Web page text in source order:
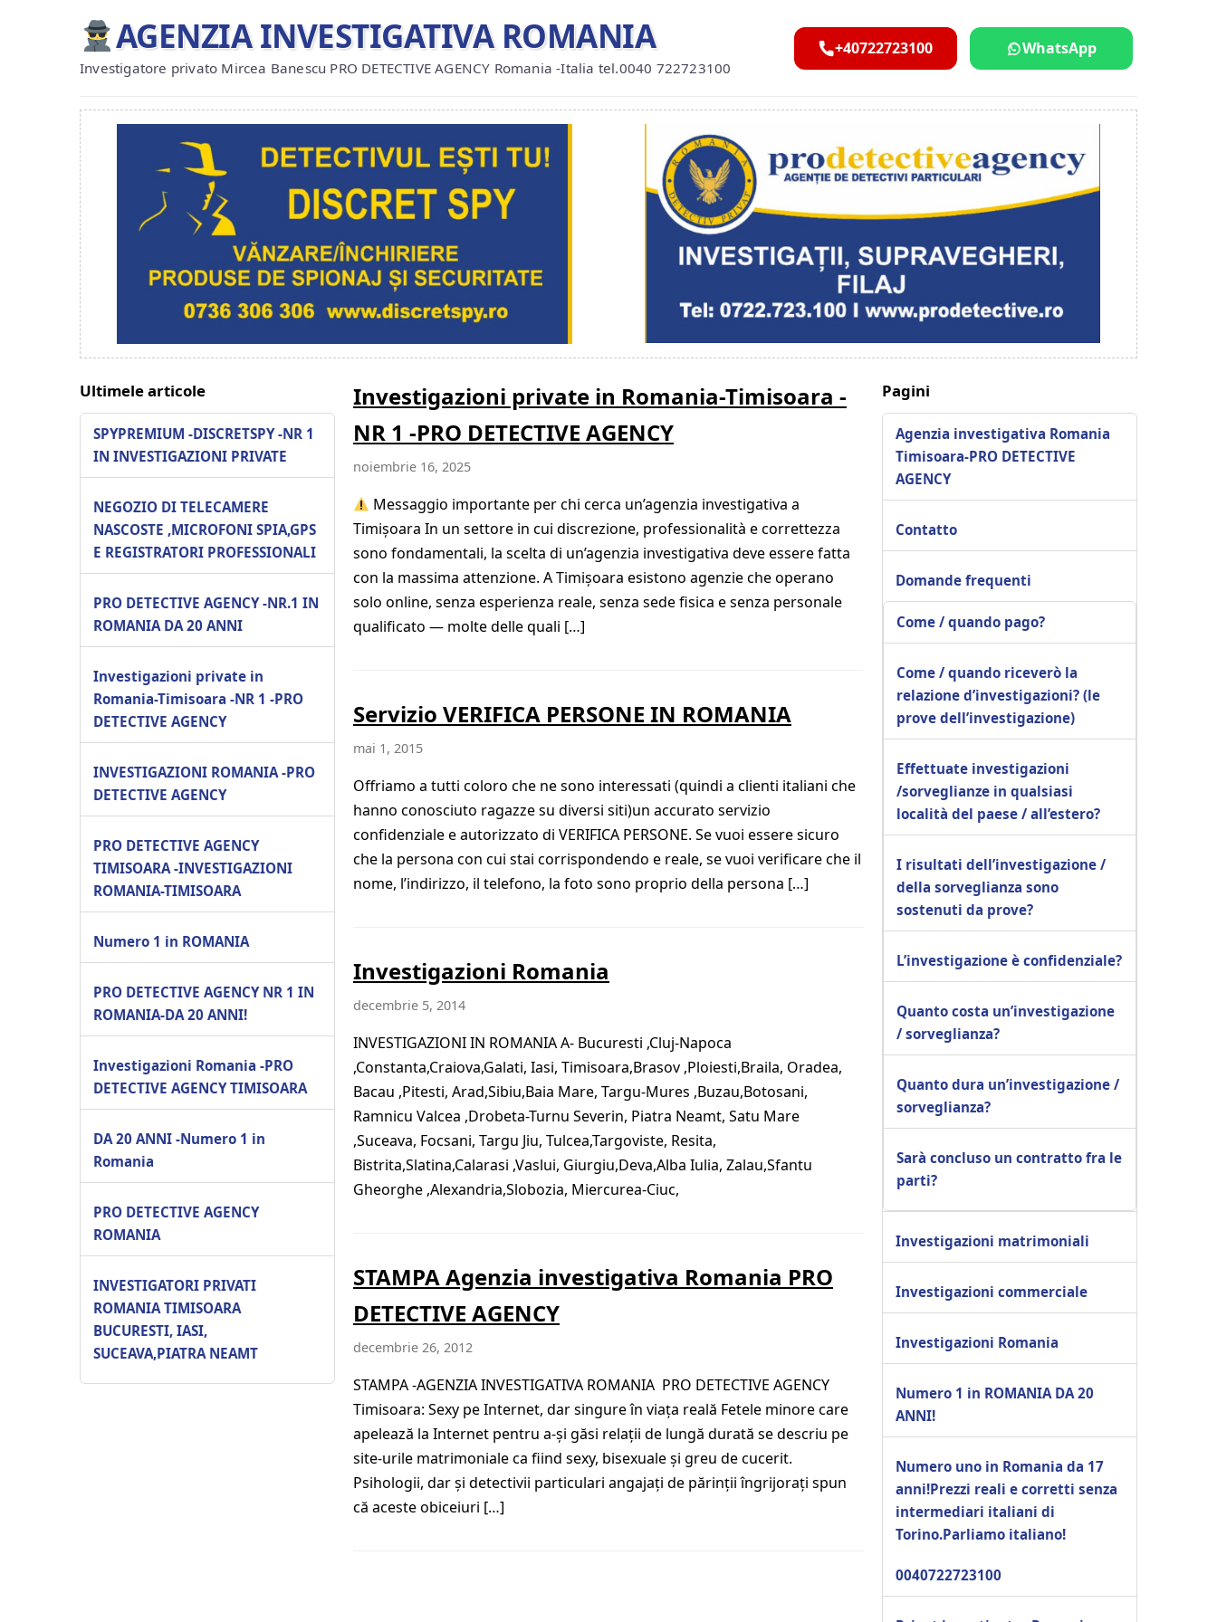
AGENZIA INVESTIGATIVA ROMANIA
Investigatore privato Mircea Banescu PRO DETECTIVE AGENCY Romania -Italia tel.0040 722723100
+40722723100 WhatsApp
Ultimele articole
SPYPREMIUM -DISCRETSPY -NR 1
IN INVESTIGAZIONI PRIVATE
NEGOZIO DI TELECAMERE
NASCOSTE ,MICROFONI SPIA,GPS
E REGISTRATORI PROFESSIONALI
PRO DETECTIVE AGENCY -NR.1 IN
ROMANIA DA 20 ANNI
Investigazioni private in
Romania-Timisoara -NR 1 -PRO
DETECTIVE AGENCY
INVESTIGAZIONI ROMANIA -PRO
DETECTIVE AGENCY
PRO DETECTIVE AGENCY
TIMISOARA -INVESTIGAZIONI
ROMANIA-TIMISOARA
Numero 1 in ROMANIA
PRO DETECTIVE AGENCY NR 1 IN
ROMANIA-DA 20 ANNI!
Investigazioni Romania -PRO
DETECTIVE AGENCY TIMISOARA
DA 20 ANNI -Numero 1 in
Romania
PRO DETECTIVE AGENCY
ROMANIA
INVESTIGATORI PRIVATI
ROMANIA TIMISOARA
BUCURESTI, IASI,
SUCEAVA,PIATRA NEAMT
Investigazioni private in Romania-Timisoara -
NR 1 -PRO DETECTIVE AGENCY
noiembrie 16, 2025
Messaggio importante per chi cerca un’agenzia investigativa a
Timișoara In un settore in cui discrezione, professionalità e correttezza
sono fondamentali, la scelta di un’agenzia investigativa deve essere fatta
con la massima attenzione. A Timișoara esistono agenzie che operano
solo online, senza esperienza reale, senza sede fisica e senza personale
qualificato — molte delle quali […]
Servizio VERIFICA PERSONE IN ROMANIA
mai 1, 2015
Offriamo a tutti coloro che ne sono interessati (quindi a clienti italiani che
hanno conosciuto ragazze su diversi siti)un accurato servizio
confidenziale e autorizzato di VERIFICA PERSONE. Se vuoi essere sicuro
che la persona con cui stai corrispondendo e reale, se vuoi verificare che il
nome, l’indirizzo, il telefono, la foto sono proprio della persona […]
Investigazioni Romania
decembrie 5, 2014
INVESTIGAZIONI IN ROMANIA A- Bucuresti ,Cluj-Napoca
,Constanta,Craiova,Galati, Iasi, Timisoara,Brasov ,Ploiesti,Braila, Oradea,
Bacau ,Pitesti, Arad,Sibiu,Baia Mare, Targu-Mures ,Buzau,Botosani,
Ramnicu Valcea ,Drobeta-Turnu Severin, Piatra Neamt, Satu Mare
,Suceava, Focsani, Targu Jiu, Tulcea,Targoviste, Resita,
Bistrita,Slatina,Calarasi ,Vaslui, Giurgiu,Deva,Alba Iulia, Zalau,Sfantu
Gheorghe ,Alexandria,Slobozia, Miercurea-Ciuc,
STAMPA Agenzia investigativa Romania PRO
DETECTIVE AGENCY
decembrie 26, 2012
STAMPA -AGENZIA INVESTIGATIVA ROMANIA PRO DETECTIVE AGENCY
Timisoara: Sexy pe Internet, dar singure în viaţa reală Fetele minore care
apelează la Internet pentru a-şi găsi relaţii de lungă durată se descriu pe
site-urile matrimoniale ca fiind sexy, bisexuale şi greu de cucerit.
Psihologii, dar şi detectivii particulari angajaţi de părinţii îngrijoraţi spun
că aceste obiceiuri […]
Pagini
Agenzia investigativa Romania
Timisoara-PRO DETECTIVE
AGENCY
Contatto
Domande frequenti
Come / quando pago?
Come / quando riceverò la
relazione d’investigazioni? (le
prove dell’investigazione)
Effettuate investigazioni
/sorveglianze in qualsiasi
località del paese / all’estero?
I risultati dell’investigazione /
della sorveglianza sono
sostenuti da prove?
L’investigazione è confidenziale?
Quanto costa un’investigazione
/ sorveglianza?
Quanto dura un’investigazione /
sorveglianza?
Sarà concluso un contratto fra le
parti?
Investigazioni matrimoniali
Investigazioni commerciale
Investigazioni Romania
Numero 1 in ROMANIA DA 20
ANNI!
Numero uno in Romania da 17
anni!Prezzi reali e corretti senza
intermediari italiani di
Torino.Parliamo italiano!
0040722723100